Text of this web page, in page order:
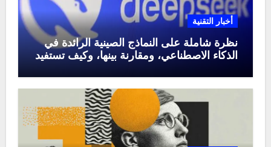
أخبار التقنية
نظرة شاملة على النماذج الصينية الرائدة في
الذكاء الاصطناعي، ومقارنة بينها، وكيف تستفيد